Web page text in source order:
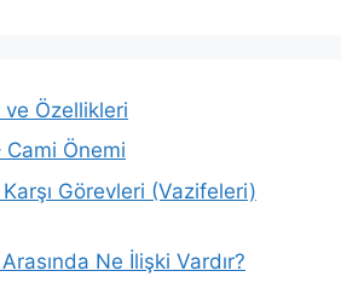
Özellikleri
Cami Önemi
Karşı Görevleri (Vazifeleri)
Ne İlişki Vardır?